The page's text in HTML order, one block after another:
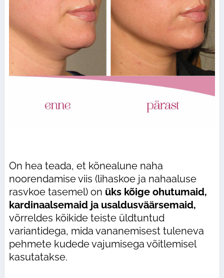
On hea teada, et kõnealune naha
noorendamise viis (lihaskoe ja nahaaluse
rasvkoe tasemel) on üks kõige ohutumaid,
kardinaalsemaid ja usaldusväärsemaid,
võrreldes kõikide teiste üldtuntud
variantidega, mida vananemisest tuleneva
pehmete kudede vajumisega võitlemisel
kasutatakse.